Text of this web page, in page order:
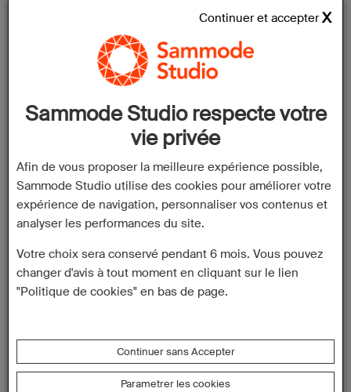
Coordonnées:
Praceta José Epifanio de Abreu, n°4
2770-094 Paço de Arcos
Email:
atendimento@quartosala.com
Site Web:
https://quartosala.com
Horaires:
Mardi: 10:00 – 19:00
Mercredi: 10:00 – 19:00
Continuer et accepter
Sammode Studio respecte votre
vie privée
Afin de vous proposer la meilleure expérience possible,
Sammode Studio utilise des cookies pour améliorer votre
expérience de navigation, personnaliser vos contenus et
analyser les performances du site.
Votre choix sera conservé pendant 6 mois. Vous pouvez
changer d'avis à tout moment en cliquant sur le lien
"Politique de cookies" en bas de page.
Continuer sans Accepter
Parametrer les cookies